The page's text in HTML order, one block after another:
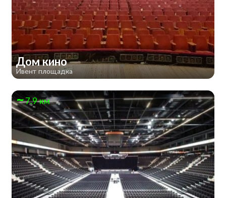
Дом кино
Ивент площадка
7.9 км